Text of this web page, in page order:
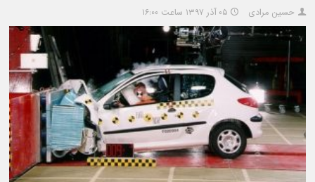
حسین مرادی ۰۵ آذر ۱۳۹۷ ساعت ۱۶:۰۰